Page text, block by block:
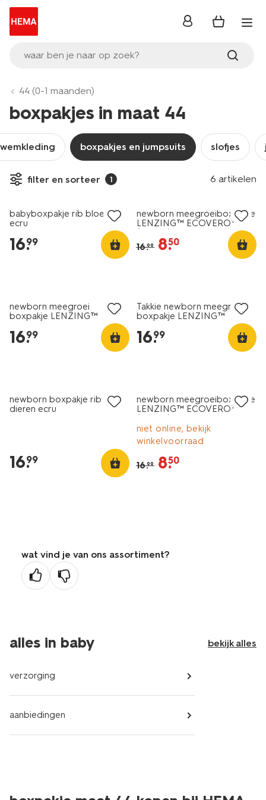
waar ben je naar op zoek?
inloggen
44 (0-1 maanden)
boxpakjes in maat 44
boxpakjes en jumpsuits slofjes
filter en sorteer 1 6 artikelen
nieuw
babyboxpakje rib bloemen
ecru
16.
99
newborn meegroeiboxpakje
LENZING™ ECOVERO™-
(viscose) rib dieren zalmroze
16.99 8.
50
newborn meegroei
boxpakje LENZING™
16.
99
Takkie newborn meegroei
boxpakje LENZING™
16.
99
newborn boxpakje rib
dieren ecru
16.
99
newborn meegroeiboxpakje
LENZING™ ECOVERO™-
(viscose) rib bloemen ecru
niet online, bekijk
winkelvoorraad
16.99 8.
50
wat vind je van ons assortiment?
alles in baby bekijk alles
verzorging
aanbiedingen